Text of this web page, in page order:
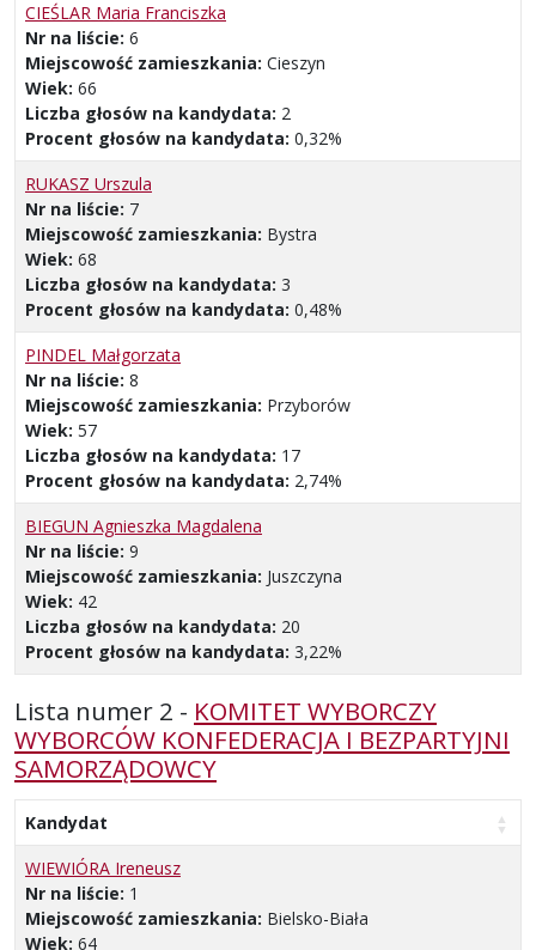
CIEŚLAR Maria Franciszka
Nr na liście: 6
Miejscowość zamieszkania: Cieszyn
Wiek: 66
Liczba głosów na kandydata: 2
Procent głosów na kandydata: 0,32%
RUKASZ Urszula
Nr na liście: 7
Miejscowość zamieszkania: Bystra
Wiek: 68
Liczba głosów na kandydata: 3
Procent głosów na kandydata: 0,48%
PINDEL Małgorzata
Nr na liście: 8
Miejscowość zamieszkania: Przyborów
Wiek: 57
Liczba głosów na kandydata: 17
Procent głosów na kandydata: 2,74%
BIEGUN Agnieszka Magdalena
Nr na liście: 9
Miejscowość zamieszkania: Juszczyna
Wiek: 42
Liczba głosów na kandydata: 20
Procent głosów na kandydata: 3,22%
Lista numer 2 - KOMITET WYBORCZY
WYBORCÓW KONFEDERACJA I BEZPARTYJNI
SAMORZĄDOWCY
Kandydat
WIEWIÓRA Ireneusz
Nr na liście: 1
Miejscowość zamieszkania: Bielsko-Biała
Wiek: 64